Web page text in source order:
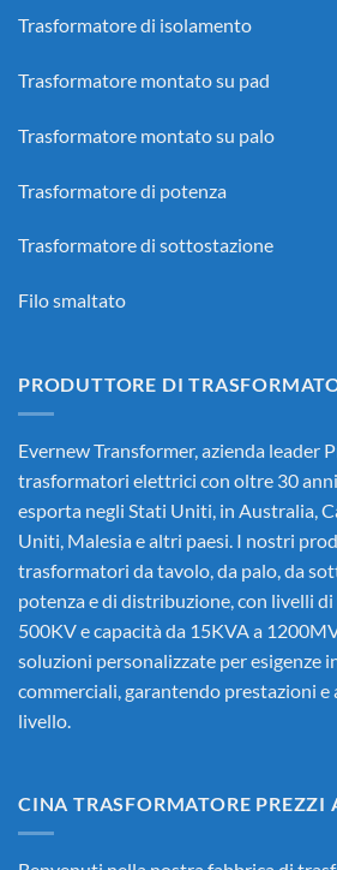
Trasformatore di isolamento
Trasformatore montato su pad
Trasformatore montato su palo
Trasformatore di potenza
Trasformatore di sottostazione
Filo smaltato
PRODUTTORE DI
Evernew Transformer, azienda leader
trasformatori elettrici con oltre 30
esporta negli Stati Uniti, in Australia,
Uniti, Malesia e altri paesi. I nostri
trasformatori da tavolo, da palo, da
potenza e di distribuzione, con livelli
500KV e capacità da 15KVA a
soluzioni personalizzate per esigenze
commerciali, garantendo prestazioni
livello.
CINA TRASFORMATORE PREZZI